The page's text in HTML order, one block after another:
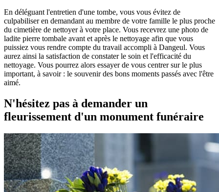
En déléguant l'entretien d'une tombe, vous vous évitez de
culpabiliser en demandant au membre de votre famille le plus proche
du cimetière de nettoyer à votre place. Vous recevrez une photo de
ladite pierre tombale avant et après le nettoyage afin que vous
puissiez vous rendre compte du travail accompli à Dangeul. Vous
aurez ainsi la satisfaction de constater le soin et l'efficacité du
nettoyage. Vous pourrez alors essayer de vous centrer sur le plus
important, à savoir : le souvenir des bons moments passés avec l'être
aimé.
N'hésitez pas à demander un
fleurissement d'un monument funéraire